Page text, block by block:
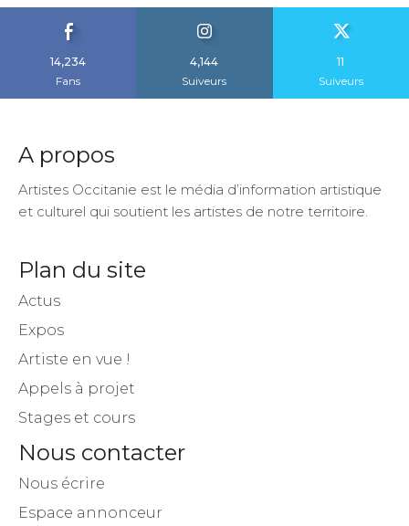
14,234
Fans
4,144
11
Artistes Occitanie est le média d’information artistique
Actus
Expos
Artiste en vue !
Appels à projet
Stages et cours
Nous contacter
Nous écrire
Espace annonceur
Rejoindre l’équipe